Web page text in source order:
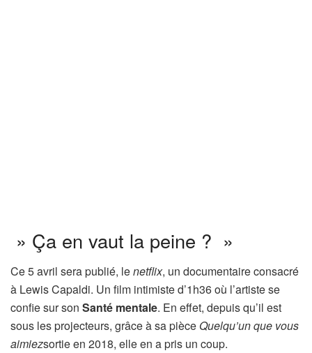
» Ça en vaut la peine ? »
Ce 5 avril sera publié, lenetflix, un documentaire consacré
à Lewis Capaldi. Un film intimiste d’1h36 où l’artiste se
confie sur son Santé mentale. En effet, depuis qu’il est
sous les projecteurs, grâce à sa pièce Quelqu’un que vous
aimiezsortie en 2018, elle en a pris un coup.